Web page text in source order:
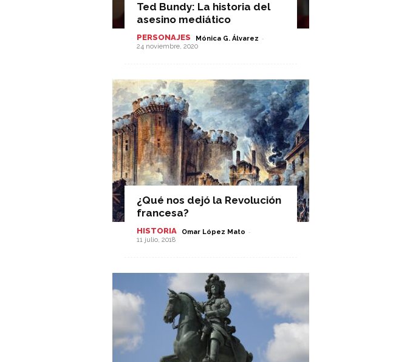
Ted Bundy: La historia del
asesino mediático
PERSONAJES Mónica G. Álvarez -
24 noviembre, 2020
¿Qué nos dejó la Revolución
francesa?
HISTORIA Omar López Mato -
11 julio, 2018